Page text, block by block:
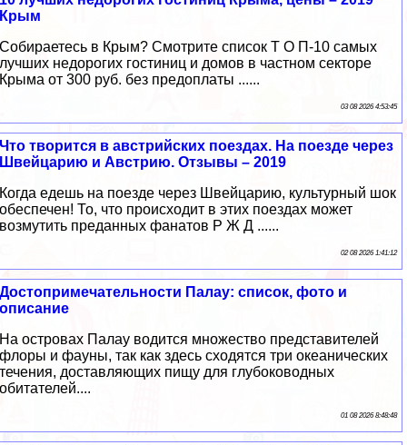
Крым
Собираетесь в Крым? Смотрите список Т О П-10 самых
лучших недорогих гостиниц и домов в частном секторе
Крыма от 300 руб. без предоплаты ......
03 08 2026 4:53:45
Что творится в австрийских поездах. На поезде через
Швейцарию и Австрию. Отзывы – 2019
Когда едешь на поезде через Швейцарию, культурный шок
обеспечен! То, что происходит в этих поездах может
возмутить преданных фанатов Р Ж Д ......
02 08 2026 1:41:12
Достопримечательности Палау: список, фото и
описание
На островах Палау водится множество представителей
флоры и фауны, так как здесь сходятся три океанических
течения, доставляющих пищу для глубоководных
обитателей....
01 08 2026 8:48:48